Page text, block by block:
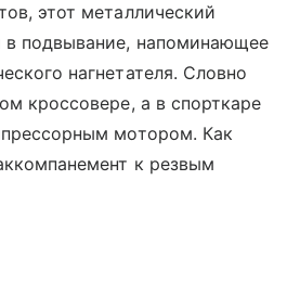
этот металлический
в подвывание, напоминающее
нагнетателя. Словно
кроссовере, а в спорткаре
мотором. Как
к резвым